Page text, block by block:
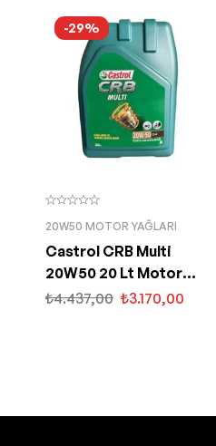
-29%
20W50 MOTOR YAĞLARI
Castrol CRB Multi
20W50 20 Lt Motor
Yağı
₺4.437,00 ₺3.170,00